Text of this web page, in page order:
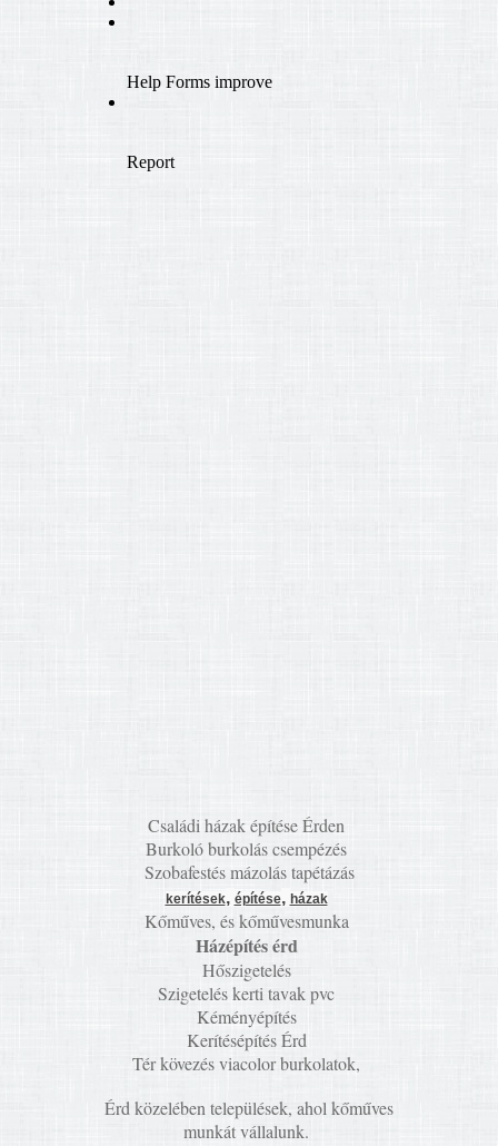
Családi házak építése Érden
Burkoló burkolás csempézés
Szobafestés mázolás tapétázás
kerítések, építése, házak
Kőműves, és kőművesmunka
Házépítés érd
Hőszigetelés
Szigetelés kerti tavak pvc
Kéményépítés
Kerítésépítés Érd
Tér kövezés viacolor burkolatok,
Érd közelében települések, ahol kőműves
munkát vállalunk.